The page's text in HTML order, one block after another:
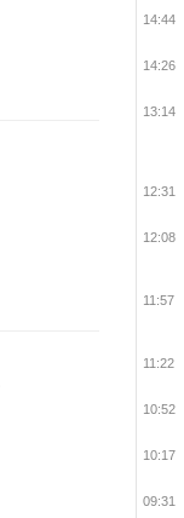
14:44
14:26
13:14
12:31
12:08
11:57
11:22
10:52
10:17
09:31